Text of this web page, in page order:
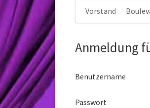
Vorstand
Anmeldung
Benutzername
Passwort